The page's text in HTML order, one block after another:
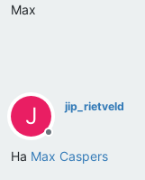
Max
J
Offline
jip_rietveld
Ha Max Caspers